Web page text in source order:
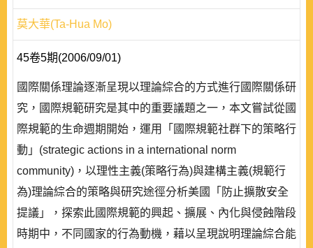
莫大華(Ta-Hua Mo)
45卷5期(2006/09/01)
國際關係理論逐漸呈現以理論綜合的方式進行國際關係研
究，國際規範研究是其中的重要議題之一，本文嘗試從國
際規範的生命週期開始，運用「國際規範社群下的策略行
動」(strategic actions in a international norm
community)，以理性主義(策略行為)與建構主義(規範行
為)理論綜合的策略與研究途徑分析美國「防止擴散安全
提議」，探索此國際規範的興起、擴展、內化與侵蝕階段
時期中，不同國家的行為動機，藉以呈現說明理論綜合能